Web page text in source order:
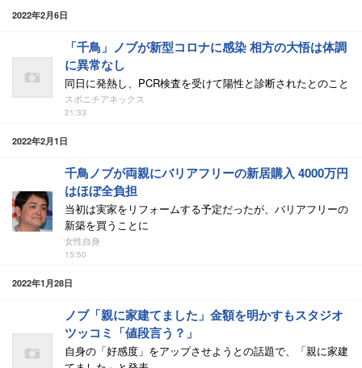
2022年2月6日
「千鳥」ノブが新型コロナに感染 相方の大悟は体調
に異常なし
同日に発熱し、PCR検査を受けて陽性と診断されたとのこと
スポニチアネックス
21:33
2022年2月1日
千鳥ノブが両親にバリアフリーの新居購入 4000万円
はほぼ全負担
当初は実家をリフォームする予定だったが、バリアフリーの
新築を買うことに
女性自身
15:50
2022年1月28日
ノブ「親に家建てました」金額を明かすもスタジオ
ツッコミ「値段言う？」
自身の「好感度」をアップさせようとの話題で、「親に家建